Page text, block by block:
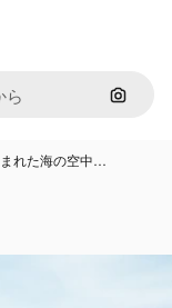
画像で
れた海の空中…